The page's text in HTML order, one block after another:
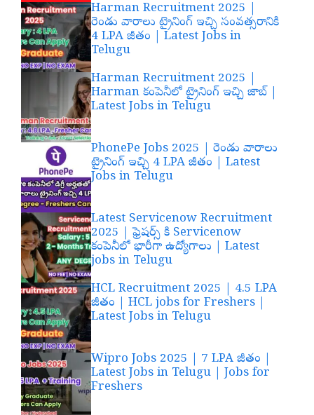
Harman Recruitment 2025 |
రెండు వారాలు ట్రైనింగ్ ఇచ్చి సంవత్సరానికి
4 LPA జీతం | Latest Jobs in
Telugu
Harman Recruitment 2025 |
Harman కంపెనీలో ట్రైనింగ్ ఇచ్చి జాబ్ |
Latest Jobs in Telugu
PhonePe Jobs 2025 | రెండు వారాలు
ట్రైనింగ్ ఇచ్చి 4 LPA జీతం | Latest
Jobs in Telugu
Latest Servicenow Recruitment
2025 | ఫ్రెషర్స్ కి Servicenow
కంపెనీలో భారీగా ఉద్యోగాలు | Latest
jobs in Telugu
HCL Recruitment 2025 | 4.5 LPA
జీతం | HCL jobs for Freshers |
Latest Jobs in Telugu
Wipro Jobs 2025 | 7 LPA జీతం |
Latest Jobs in Telugu | Jobs for
Freshers